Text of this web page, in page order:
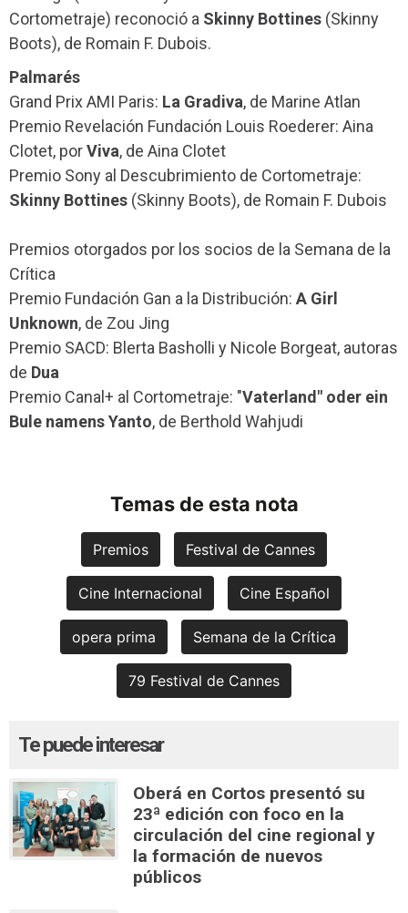
Cortometraje) reconoció a Skinny Bottines (Skinny
Boots), de Romain F. Dubois.
Palmarés
Grand Prix AMI Paris: La Gradiva, de Marine Atlan
Premio Revelación Fundación Louis Roederer: Aina
Clotet, porViva, de Aina Clotet
Premio Sony al Descubrimiento de Cortometraje:
Skinny Bottines (Skinny Boots), de Romain F. Dubois
Premios otorgados por los socios de la Semana de la
Crítica
Premio Fundación Gan a la Distribución: A Girl
Unknown, de Zou Jing
Premio SACD: Blerta Basholli y Nicole Borgeat, autoras
de Dua
Premio Canal+ al Cortometraje: "Vaterland" oder ein
Bule namens Yanto, de Berthold Wahjudi
Temas de esta nota
Premios Festival de Cannes
Cine Internacional Cine Español
opera prima Semana de la Crítica
79 Festival de Cannes
Te puede interesar
Oberá en Cortos presentó su
23ª edición con foco en la
circulación del cine regional y
la formación de nuevos
públicos